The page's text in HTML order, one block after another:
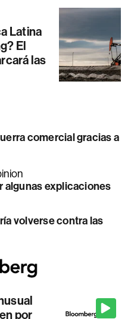
Latina
El
las
comercial gracias a
algunas explicaciones
volverse contra las
por